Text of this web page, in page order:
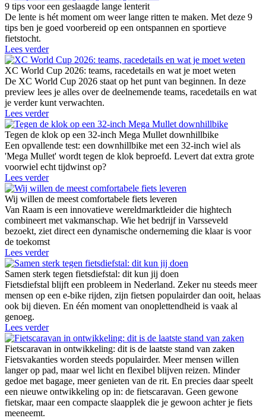
9 tips voor een geslaagde lange lenterit
De lente is hét moment om weer lange ritten te maken. Met deze 9
tips ben je goed voorbereid op een ontspannen en sportieve
fietstocht.
Lees verder
XC World Cup 2026: teams, racedetails en wat je moet weten
De XC World Cup 2026 staat op het punt van beginnen. In deze
preview lees je alles over de deelnemende teams, racedetails en wat
je verder kunt verwachten.
Lees verder
Tegen de klok op een 32-inch Mega Mullet downhillbike
Een opvallende test: een downhillbike met een 32-inch wiel als
'Mega Mullet' wordt tegen de klok beproefd. Levert dat extra grote
voorwiel echt tijdwinst op?
Lees verder
Wij willen de meest comfortabele fiets leveren
Van Raam is een innovatieve wereldmarktleider die hightech
combineert met vakmanschap. Wie het bedrijf in Varsseveld
bezoekt, ziet direct een dynamische onderneming die klaar is voor
de toekomst
Lees verder
Samen sterk tegen fietsdiefstal: dit kun jij doen
Fietsdiefstal blijft een probleem in Nederland. Zeker nu steeds meer
mensen op een e-bike rijden, zijn fietsen populairder dan ooit, helaas
ook bij dieven. En één moment van onoplettendheid is vaak al
genoeg.
Lees verder
Fietscaravan in ontwikkeling: dit is de laatste stand van zaken
Fietsvakanties worden steeds populairder. Meer mensen willen
langer op pad, maar wel licht en flexibel blijven reizen. Minder
gedoe met bagage, meer genieten van de rit. En precies daar speelt
een nieuwe ontwikkeling op in: de fietscaravan. Geen gewone
fietskar, maar een compacte slaapplek die je gewoon achter je fiets
meeneemt.